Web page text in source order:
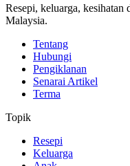
Resepi, keluarga, kesihatan
Malaysia.
Tentang
Hubungi
Pengiklanan
Senarai Artikel
Terma
Topik
Resepi
Keluarga